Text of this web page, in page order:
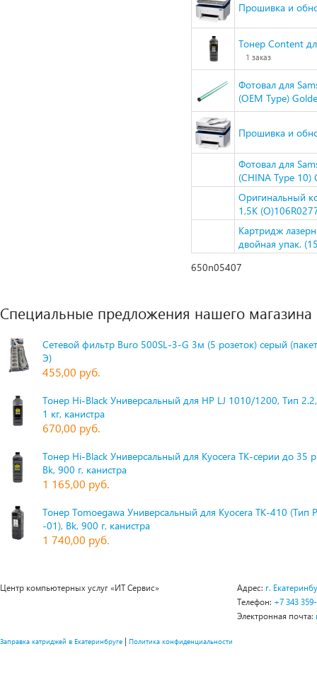
Прошивка и
Тонер Content
1 заказ
Фотовал для
(OEM Type)
Прошивка и
Фотовал для
(CHINA Type 10)
Оригинальный
1,5K
Картридж
двойная упак.
650n05407
Специальные предложения нашего магазина
Сетевой фильтр Buro 500SL-3-G 3м (5 розеток) серый
Э)
455,00 руб.
Тонер Hi-Black Универсальный для HP LJ 1010/1200, Тип
1 кг, канистра
670,00 руб.
Тонер Hi-Black Универсальный для Kyocera TK-серии до 35
Bk, 900 г, канистра
1 165,00 руб.
Тонер Tomoegawa Универсальный для Kyocera TK-410 (Тип
-01), Bk, 900 г, канистра
1 740,00 руб.
Центр компьютерных услуг «ИТ Сервис» Адрес: г.
Телефон: +7 343
Электронная почта:
Заправка катриджей в Екатеринбруге | Политика конфиденциальности